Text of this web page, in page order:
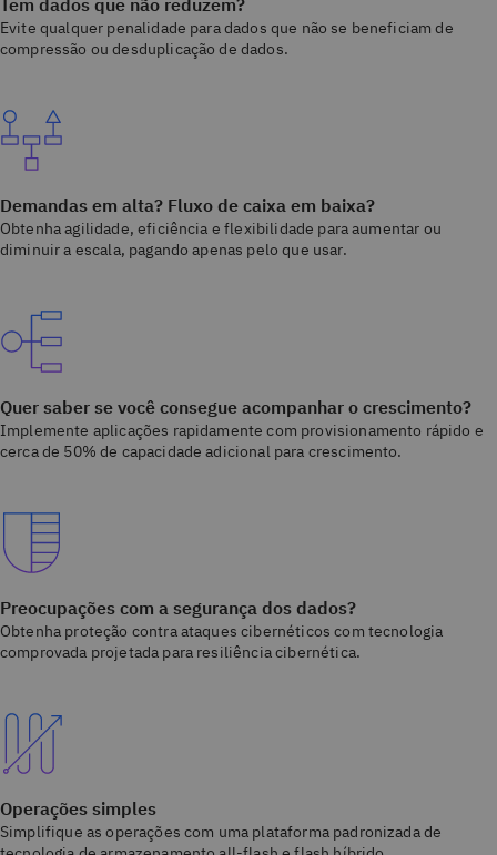
Evite qualquer penalidade para dados que não se beneficiam de
compressão ou desduplicação de dados.
Demandas em alta? Fluxo de caixa em baixa?
Obtenha agilidade, eficiência e flexibilidade para aumentar ou
diminuir a escala, pagando apenas pelo que usar.
Quer saber se você consegue acompanhar o crescimento?
Implemente aplicações rapidamente com provisionamento rápido e
cerca de 50% de capacidade adicional para crescimento.
Preocupações com a segurança dos dados?
Obtenha proteção contra ataques cibernéticos com tecnologia
comprovada projetada para resiliência cibernética.
Operações simples
Simplifique as operações com uma plataforma padronizada de